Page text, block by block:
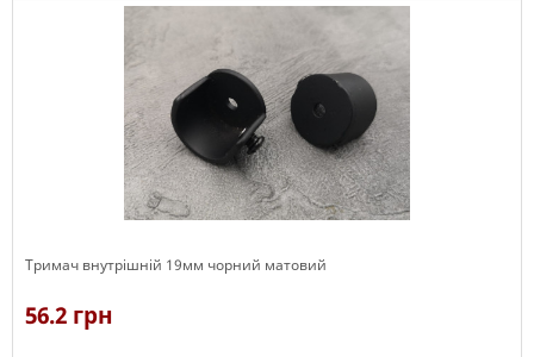
Тримач внутрішній 19мм чорний матовий
56.2 грн